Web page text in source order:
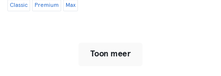
Classic Premium Max
Toon meer